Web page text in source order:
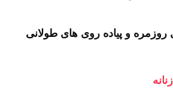
و پیاده روی های طولانی